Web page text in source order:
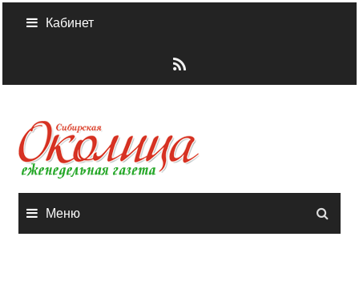
Кабинет
Меню